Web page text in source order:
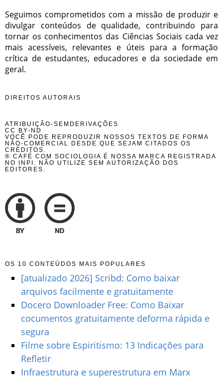
Seguimos comprometidos com a missão de produzir e
divulgar conteúdos de qualidade, contribuindo para
tornar os conhecimentos das Ciências Sociais cada vez
mais acessíveis, relevantes e úteis para a formação
crítica de estudantes, educadores e da sociedade em
geral.
DIREITOS AUTORAIS
ATRIBUIÇÃO-SEMDERIVAÇÕES
CC BY-ND
VOCÊ PODE REPRODUZIR NOSSOS TEXTOS DE FORMA
NÃO-COMERCIAL DESDE QUE SEJAM CITADOS OS
CRÉDITOS.
® CAFÉ COM SOCIOLOGIA É NOSSA MARCA REGISTRADA
NO INPI. NÃO UTILIZE SEM AUTORIZAÇÃO DOS
EDITORES.
OS 10 CONTEÚDOS MAIS POPULARES
[atualizado 2026] Scribd: Como baixar
arquivos facilmente e gratuitamente
Docero Downloader Free: Como Baixar
cocumentos gratuitamente deforma rápida e
segura
Filme sobre Espiritismo: 13 Indicações para
Refletir
Infraestrutura e superestrutura em Marx